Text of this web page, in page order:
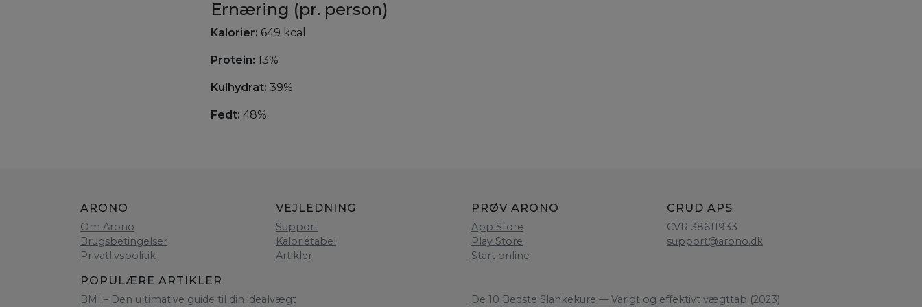
Ernæring (pr. person)
Kalorier: 649 kcal.
Protein: 13%
Kulhydrat: 39%
Fedt: 48%
ARONO
Om Arono
Brugsbetingelser
Privatlivspolitik
VEJLEDNING
Support
Kalorietabel
Artikler
PRØV ARONO
App Store
Play Store
Start online
CRUD APS
CVR 38611933
support@arono.dk
POPULÆRE ARTIKLER
BMI – Den ultimative guide til din idealvægt De 10 Bedste Slankekure — Varigt og effektivt vægttab (2023)